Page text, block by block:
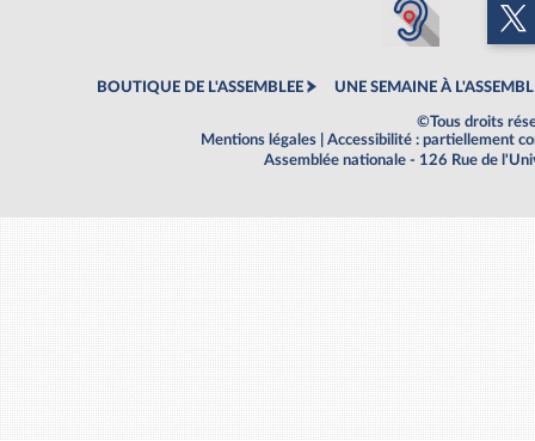
BOUTIQUE DE L'ASSEMBLEE UNE SEMAINE À
©Tous droits
Mentions légales
Accessibilité : partiellement
Assemblée nationale - 126 Rue de